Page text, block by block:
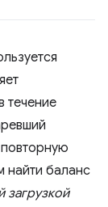
течение
найти баланс
загрузкой